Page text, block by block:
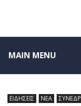
MAIN MENU
ΕΙΔΗΣΕΙΣ ΝΕΑ